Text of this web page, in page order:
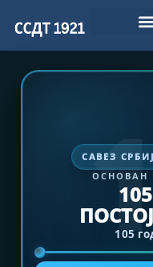
САВЕЗ
ОСНОВАН
105